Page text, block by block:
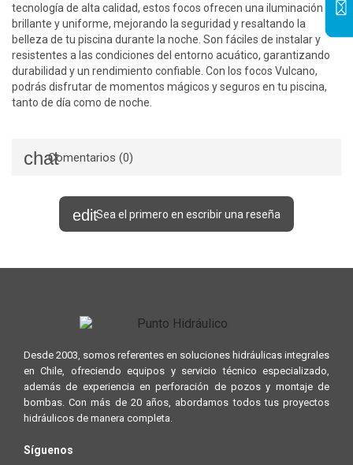
tecnología de alta calidad, estos focos ofrecen una iluminación
brillante y uniforme, mejorando la seguridad y resaltando la
belleza de tu piscina durante la noche. Son fáciles de instalar y
resistentes a las condiciones del entorno acuático, garantizando
durabilidad y un rendimiento confiable. Con los focos Vulcano,
podrás disfrutar de momentos mágicos y seguros en tu piscina,
tanto de día como de noche.
Comentarios (0)
Sea el primero en escribir una reseña
Desde 2003, somos referentes en soluciones hidráulicas integrales
en Chile, ofreciendo equipos y servicio técnico especializado,
además de experiencia en perforación de pozos y montaje de
bombas. Con más de 20 años, abordamos todos tus proyectos
hidráulicos de manera completa.
Síguenos